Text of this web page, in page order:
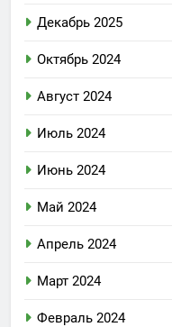
Декабрь 2025
Октябрь 2024
Август 2024
Июль 2024
Июнь 2024
Май 2024
Апрель 2024
Март 2024
Февраль 2024